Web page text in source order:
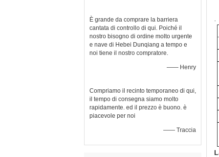
È grande da comprare la barriera
cantata di controllo di qui. Poiché il
nostro bisogno di ordine molto urgente
e nave di Hebei Dunqiang a tempo e
noi tiene il nostro compratore.
—— Henry
Compriamo il recinto temporaneo di qui,
il tempo di consegna siamo molto
rapidamente. ed il prezzo è buono. è
piacevole per noi
—— Traccia